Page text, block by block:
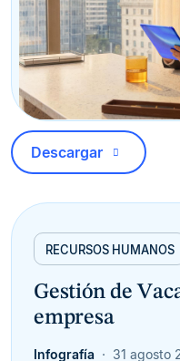
Descargar
RECURSOS HUMANOS
Gestión de
empresa
Infografía 31 agosto